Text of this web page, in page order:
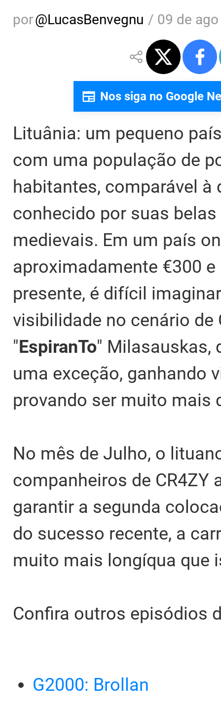
por@LucasBenvegnu / 09 de
Nos siga no Google
Lituânia: um pequeno
com uma população de
habitantes, comparável
conhecido por suas
medievais. Em um país
aproximadamente €300
presente, é difícil
visibilidade no cenário de
"EspiranTo" Milasauskas,
uma exceção, ganhando
provando ser muito mais
No mês de Julho, o
companheiros de CR4ZY
garantir a segunda
do sucesso recente, a
muito mais longíqua que
Confira outros episódios
G2000: Brollan